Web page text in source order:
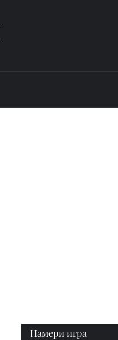
Намери игра